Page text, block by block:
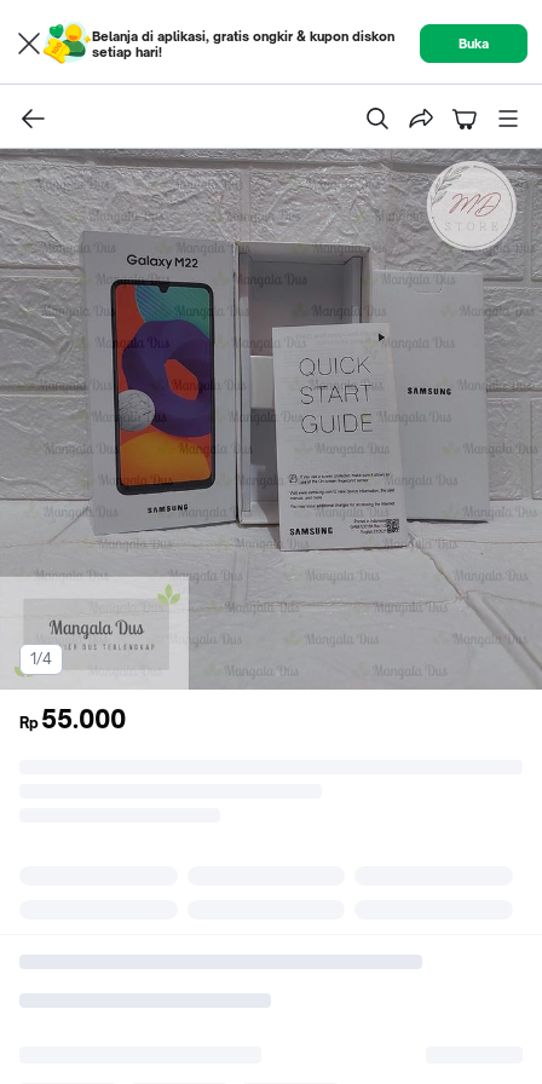
Belanja di aplikasi, gratis ongkir & kupon diskon
setiap hari!
Buka
1/4
Rp 55.000